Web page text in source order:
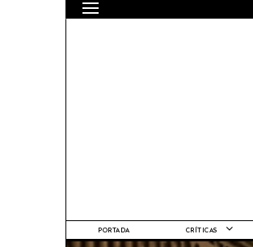
PORTADA CRÍTICAS